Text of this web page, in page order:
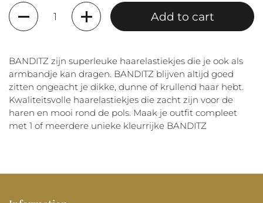
Quantity
Add to cart
BANDITZ zijn superleuke haarelastiekjes die je ook als
armbandje kan dragen. BANDITZ blijven altijd goed
zitten ongeacht je dikke, dunne of krullend haar hebt.
Kwaliteitsvolle haarelastiekjes die zacht zijn voor de
haren en mooi rond de pols. Maak je outfit compleet
met 1 of meerdere unieke kleurrijke BANDITZ